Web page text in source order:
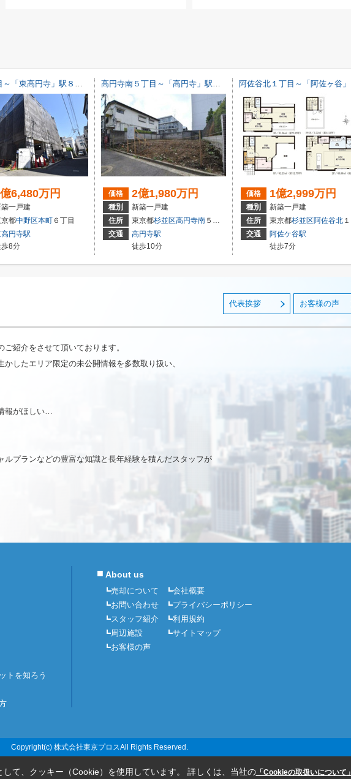
6,480万円
一戸建
都中野区本町 ６丁目
円寺駅
8分
価格 2億1,980万円
種別
新築一戸建
住所
東京都杉並区高円寺南 ５丁目
交通
高円寺駅
徒歩10分
価格 1億2,999万円
種別
新築一戸建
住所
東京都杉並区阿佐谷北 １丁目
交通
阿佐ケ谷駅
徒歩7分
代表挨拶 お客様の声
紹介をさせて頂いております。
したエリア限定の未公開情報を多数取り扱い、
報がほしい…
プランなどの豊富な知識と長年経験を積んだスタッフが
トを知ろう
■ About us
売却について
お問い合わせ
スタッフ紹介
周辺施設
お客様の声
会社概要
プライバシーポリシー
利用規約
サイトマップ
Copyright(c) 株式会社東京プロスAll Rights Reserved.
て、クッキー（Cookie）を使用しています。 詳しくは、当社の「Cookieの取扱いについて」